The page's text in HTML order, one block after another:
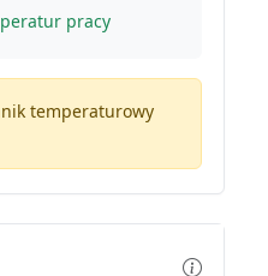
pracy
temperaturowy